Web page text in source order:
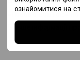
ознайомитися на
«Нововю поштою» по
Більше інформації